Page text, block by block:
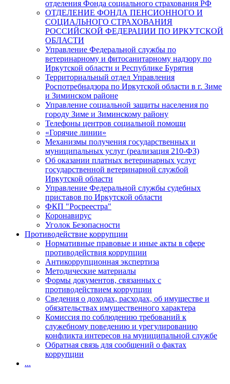
отделения Фонда социального страхования РФ
ОТДЕЛЕНИЕ ФОНДА ПЕНСИОННОГО И
СОЦИАЛЬНОГО СТРАХОВАНИЯ
РОССИЙСКОЙ ФЕДЕРАЦИИ ПО ИРКУТСКОЙ
ОБЛАСТИ
Управление Федеральной службы по
ветеринарному и фитосанитарному надзору по
Иркутской области и Республике Бурятия
Территориальный отдел Управления
Роспотребнадзора по Иркутской области в г. Зиме
и Зиминском районе
Управление социальной защиты населения по
городу Зиме и Зиминскому району
Телефоны центров социальной помощи
«Горячие линии»
Механизмы получения государственных и
муниципальных услуг (реализация 210-ФЗ)
Об оказании платных ветеринарных услуг
государственной ветеринарной службой
Иркутской области
Управление Федеральной службы судебных
приставов по Иркутской области
ФКП "Росреестра"
Коронавирус
Уголок Безопасности
Противодействие коррупции
Нормативные правовые и иные акты в сфере
противодействия коррупции
Антикоррупционная экспертиза
Методические материалы
Формы документов, связанных с
противодействием коррупции
Сведения о доходах, расходах, об имуществе и
обязательствах имущественного характера
Комиссия по соблюдению требований к
служебному поведению и урегулированию
конфликта интересов на муниципальной службе
Обратная связь для сообщений о фактах
коррупции
...